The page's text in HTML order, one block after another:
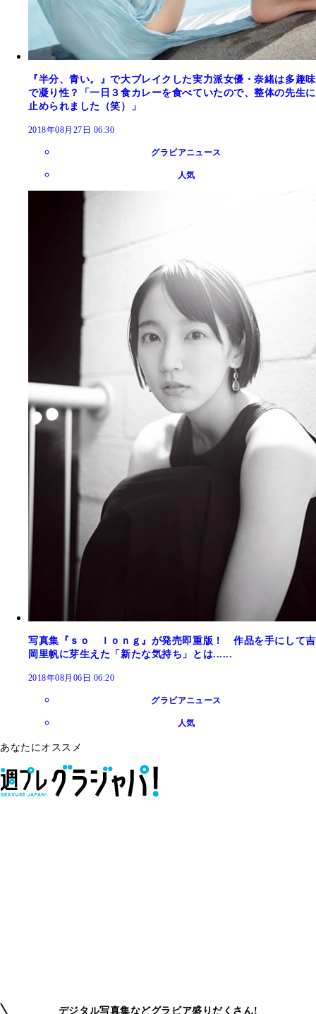
『半分、青い。』で大ブレイクした実力派女優・奈緒は多趣味
で凝り性？「一日３食カレーを食べていたので、整体の先生に
止められました（笑）」
2018年08月27日 06:30
グラビアニュース
人気
写真集『ｓｏ ｌｏｎｇ』が発売即重版！ 作品を手にして吉
岡里帆に芽生えた「新たな気持ち」とは......
2018年08月06日 06:20
グラビアニュース
人気
あなたにオススメ
デジタル写真集などグラビア盛りだくさん!